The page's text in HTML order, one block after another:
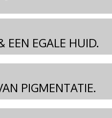
EEN EGALE HUID.
PIGMENTATIE.